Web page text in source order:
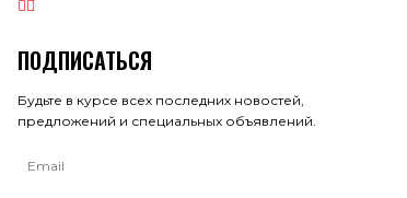
ПОДПИСАТЬСЯ
Будьте в курсе всех последних новостей,
предложений и специальных объявлений.